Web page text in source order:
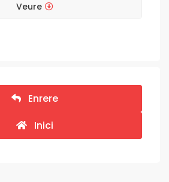
Veure
Enrere
Inici